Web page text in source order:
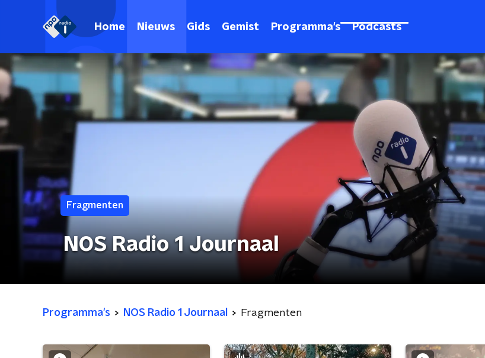
Home Nieuws Gids Gemist Programma's Podcasts
Fragmenten
NOS Radio 1 Journaal
Programma's NOS Radio 1 Journaal Fragmenten